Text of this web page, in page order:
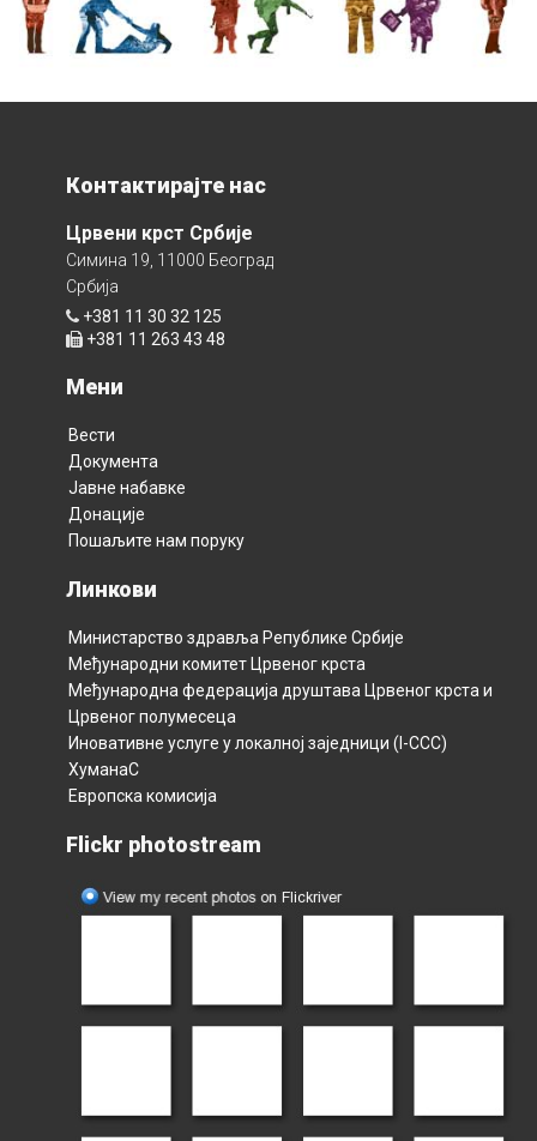
Контактирајте нас
Црвени крст Србије
Симина 19, 11000 Београд
Србија
+381 11 30 32 125
+381 11 263 43 48
Мени
Вести
Документа
Јавне набавке
Донације
Пошаљите нам поруку
Линкови
Министарство здравља Републикe Србијe
Међународни комитет Црвеног крста
Међународна федерација друштава Црвеног крста и
Црвеног полумесецa
Иновативне услуге у локалној заједници (I-CCC)
ХуманаС
Европска комисија
Flickr photostream